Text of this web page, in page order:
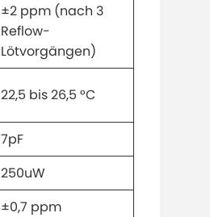
±2 ppm (nach 3
Reflow-
Lötvorgängen)
22,5 bis 26,5 °C
7pF
250uW
±0,7 ppm